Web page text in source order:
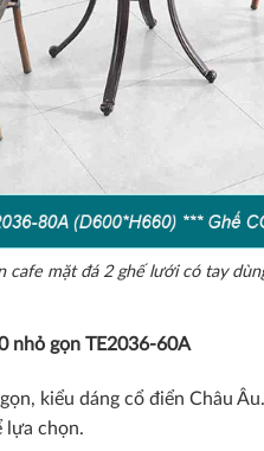
cafe mặt đá 2 ghế lưới có tay
nhỏ gọn TE2036-60A
kiểu dáng cổ điển Châu
lựa chọn.